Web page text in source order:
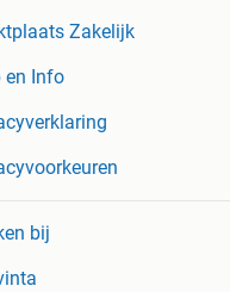
Zakelijk
en Info
bij